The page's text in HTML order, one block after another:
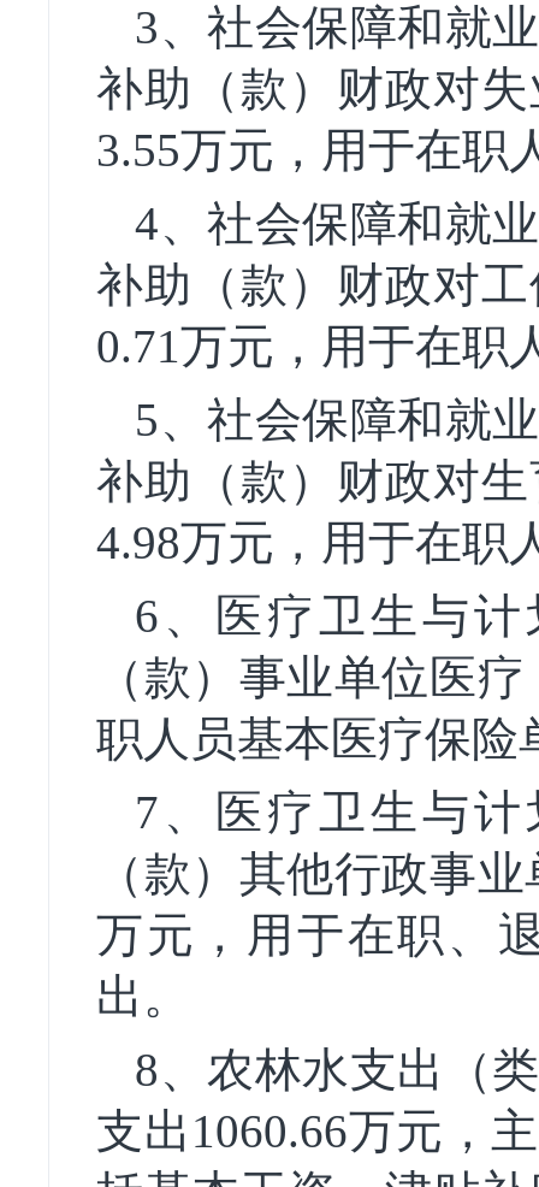
3、社会保障和就
补助 （款） 财政对
3.55万元，用于在职
4、社会保障和就
补助 （款） 财政对
0.71万元，用于在职
5、社会保障和就
补助 （款） 财政对
4.98万元，用于在职
6 、医疗卫生与计
（款）事业单位医
职人员基本医疗保险
7 、医疗卫生与计
（款）其他行政事
万元，用于在职、
出。
8、农林水支出（
支出1060.66万元，